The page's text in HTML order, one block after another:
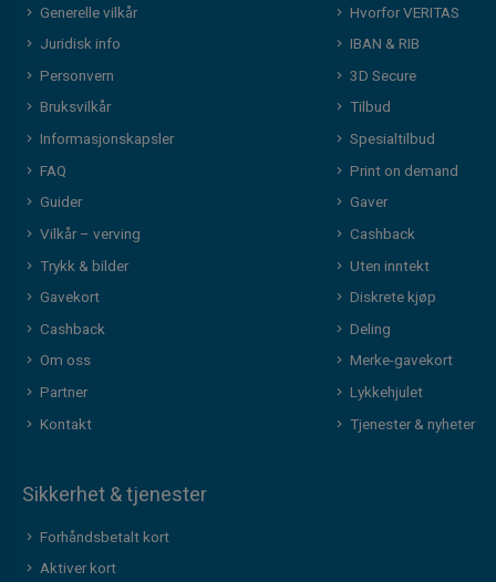
Generelle vilkår
Juridisk info
Personvern
Bruksvilkår
Informasjonskapsler
FAQ
Guider
Vilkår – verving
Trykk & bilder
Gavekort
Cashback
Om oss
Partner
Kontakt
Hvorfor VERITAS
IBAN & RIB
3D Secure
Tilbud
Spesialtilbud
Print on demand
Gaver
Cashback
Uten inntekt
Diskrete kjøp
Deling
Merke-gavekort
Lykkehjulet
Tjenester & nyheter
Sikkerhet & tjenester
Forhåndsbetalt kort
Aktiver kort